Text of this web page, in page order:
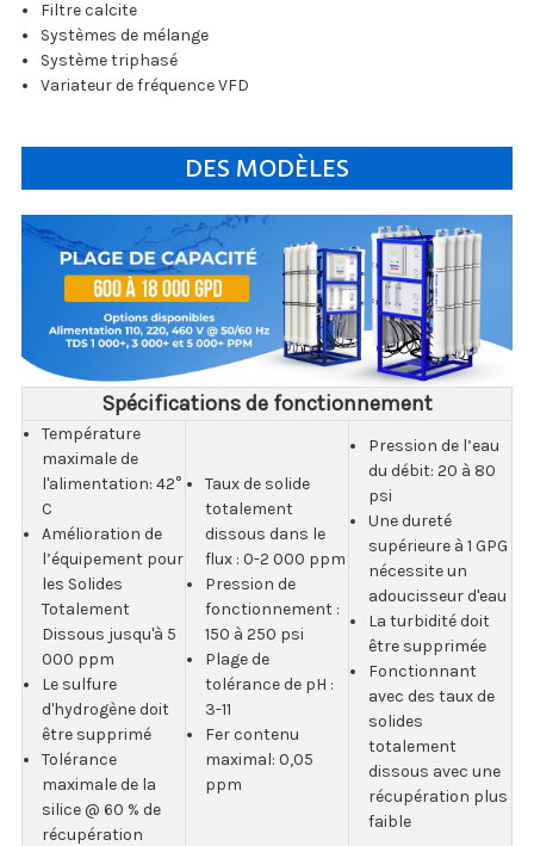
Filtre calcite
Systèmes de mélange
Système triphasé
Variateur de fréquence VFD
DES MODÈLES
Spécifications de fonctionnement
Température
maximale de
l'alimentation: 42°
C
Amélioration de
l’équipement pour
les Solides
Totalement
Dissous jusqu'à 5
000 ppm
Le sulfure
d'hydrogène doit
être supprimé
Tolérance
maximale de la
silice @ 60 % de
récupération
Taux de solide
totalement
dissous dans le
flux : 0-2 000 ppm
Pression de
fonctionnement :
150 à 250 psi
Plage de
tolérance de pH :
3-11
Fer contenu
maximal: 0,05
ppm
Pression de l’eau
du débit: 20 à 80
psi
Une dureté
supérieure à 1 GPG
nécessite un
adoucisseur d'eau
La turbidité doit
être supprimée
Fonctionnant
avec des taux de
solides
totalement
dissous avec une
récupération plus
faible